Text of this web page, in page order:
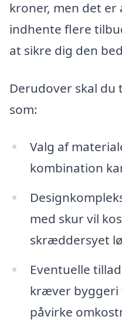
kroner, men det er
indhente flere
at sikre dig den
Derudover skal
som:
Valg af
kombination
med skur vil
skræddersyet
Eventuelle
kræver byggeri
påvirke